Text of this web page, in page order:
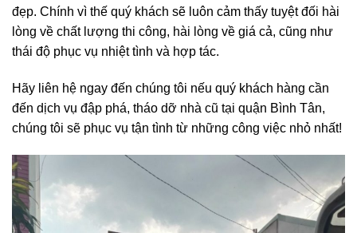
đẹp. Chính vì thế quý khách sẽ luôn cảm thấy tuyệt đối hài
lòng về chất lượng thi công, hài lòng về giá cả, cũng như
thái độ phục vụ nhiệt tình và hợp tác.
Hãy liên hệ ngay đến chúng tôi nếu quý khách hàng cần
đến dịch vụ đập phá, tháo dỡ nhà cũ tại quận Bình Tân,
chúng tôi sẽ phục vụ tận tình từ những công việc nhỏ nhất!